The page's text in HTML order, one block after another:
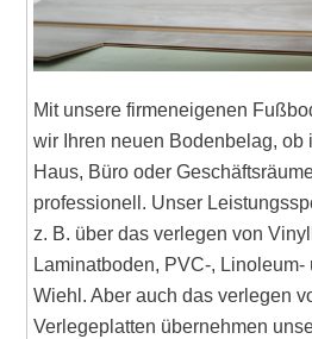
Mit unsere firmeneigenen
wir Ihren neuen Bodenbelag, ob
Haus, Büro oder
professionell. Unser
z. B. über das verlegen von
Laminatboden, PVC-,
Wiehl. Aber auch das verlegen
Verlegeplatten übernehmen